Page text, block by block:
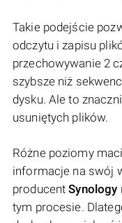
Takie podejście
odczytu i zapisu
przechowywanie 2
szybsze niż
dysku. Ale to
usuniętych plików.
Różne poziomy
informacje na swój
producentSynology
tym procesie.